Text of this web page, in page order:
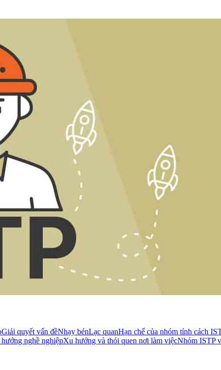
Giải quyết vấn đềNhạy bénLạc quanHạn chế của nhóm tính cách
nghề nghiệpXu hướng và thói quen nơi làm việcNhóm ISTP